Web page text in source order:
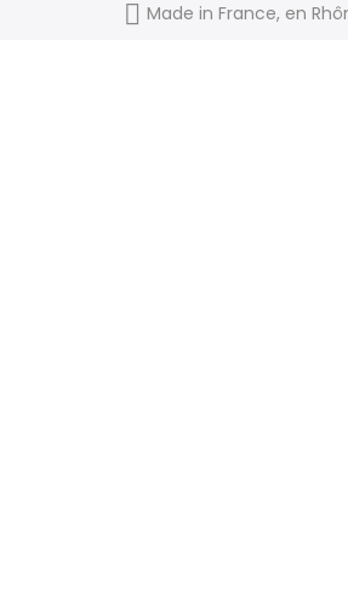
Made in France, en